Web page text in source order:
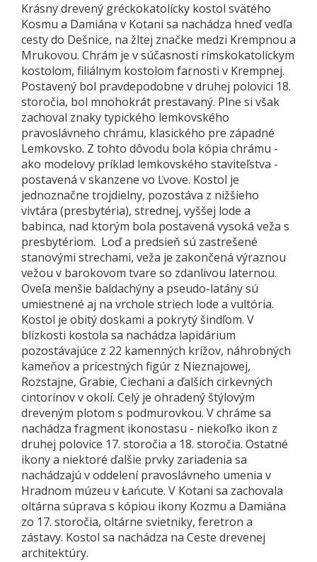
Krásny drevený gréckokatolícky kostol svätého
Kosmu a Damiána v Kotani sa nachádza hneď vedľa
cesty do Dešnice, na žltej značke medzi Krempnou a
Mrukovou. Chrám je v súčasnosti rímskokatolíckym
kostolom, filiálnym kostolom farnosti v Krempnej.
Postavený bol pravdepodobne v druhej polovici 18.
storočia, bol mnohokrát prestavaný. Plne si však
zachoval znaky typického lemkovského
pravoslávneho chrámu, klasického pre západné
Lemkovsko. Z tohto dôvodu bola kópia chrámu -
ako modelovy príklad lemkovského staviteľstva -
postavená v skanzene vo Ľvove. Kostol je
jednoznačne trojdielny, pozostáva z nižšieho
vivtára (presbytéria), strednej, vyššej lode a
babinca, nad ktorým bola postavená vysoká veža s
presbytériom. Loď a predsieň sú zastrešené
stanovými strechami, veža je zakončená výraznou
vežou v barokovom tvare so zdanlivou laternou.
Oveľa menšie baldachýny a pseudo-latány sú
umiestnené aj na vrchole striech lode a vultória.
Kostol je obitý doskami a pokrytý šindľom. V
blízkosti kostola sa nachádza lapidárium
pozostávajúce z 22 kamenných krížov, náhrobných
kameňov a prícestných figúr z Nieznajowej,
Rozstajne, Grabie, Ciechani a ďalších cirkevných
cintorínov v okolí. Celý je ohradený štýlovým
dreveným plotom s podmurovkou. V chráme sa
nachádza fragment ikonostasu - niekoľko ikon z
druhej polovice 17. storočia a 18. storočia. Ostatné
ikony a niektoré ďalšie prvky zariadenia sa
nachádzajú v oddelení pravoslávneho umenia v
Hradnom múzeu v Łańcute. V Kotani sa zachovala
oltárna súprava s kópiou ikony Kozmu a Damiána
zo 17. storočia, oltárne svietniky, feretron a
zástavy. Kostol sa nachádza na Ceste drevenej
architektúry.